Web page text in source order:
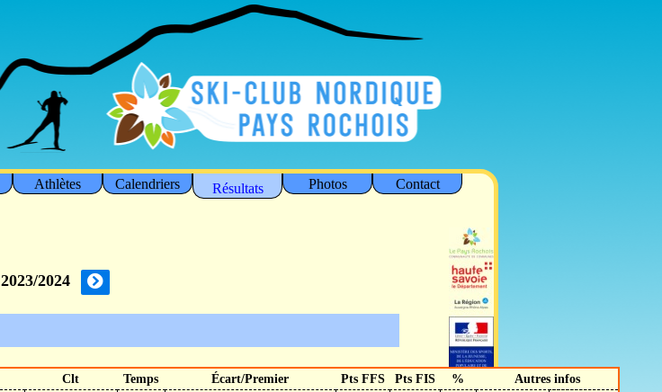
Athlètes Calendriers Résultats Photos Contact
2023/2024
Clt Temps Écart/Premier Pts FFS Pts FIS % Autres infos